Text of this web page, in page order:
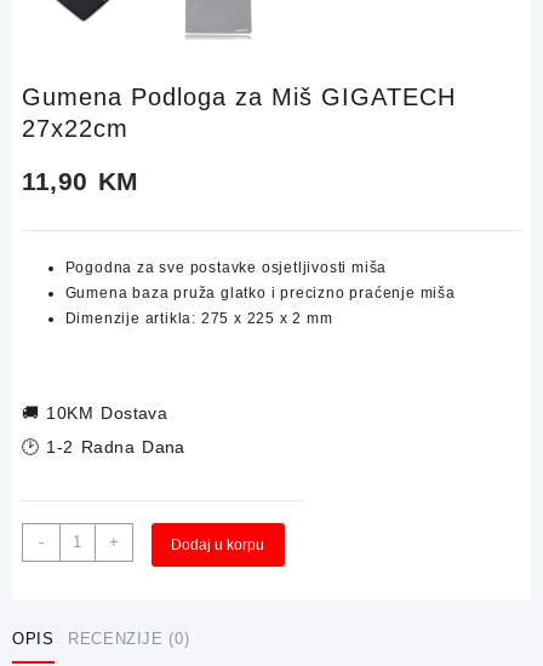
Gumena Podloga za Miš GIGATECH
27x22cm
11,90 KM
Pogodna za sve postavke osjetljivosti miša
Gumena baza pruža glatko i precizno praćenje miša
Dimenzije artikla: 275 x 225 x 2 mm
🚚 10KM Dostava
🕑 1-2 Radna Dana
-
Gumena
Podloga
GIGATECH
+ Dodaj u korpu
OPIS RECENZIJE (0)